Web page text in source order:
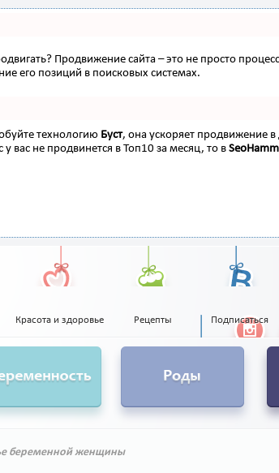
Продвижение сайта – это не просто
его позиций в поисковых системах.
технологию Буст, она ускоряет продвижение в
вас не продвинется в Топ10 за месяц, то в
Красота и здоровье Рецепты Подписаться
беременной женщины